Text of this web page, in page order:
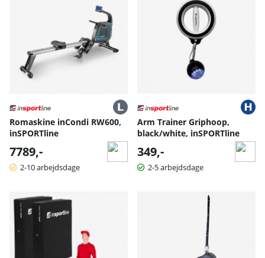
Romaskine inCondi RW600,
inSPORTline
7789,-
2-10 arbejdsdage
Arm Trainer Griphoop,
black/white, inSPORTline
349,-
2-5 arbejdsdage